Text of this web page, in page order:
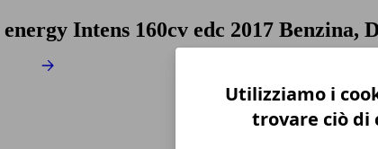
Intens 160cv edc 2017 Benzina,
Utilizziamo i
trovare ciò di